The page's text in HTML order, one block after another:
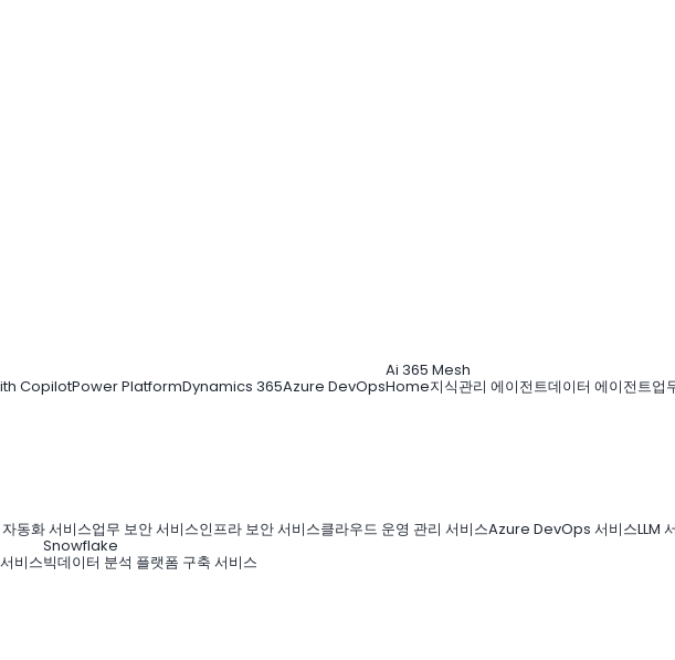
CopilotPower PlatformDynamics 365Azure DevOps
Ai 365 Mesh
Home지식관리 에이전트데이터 에이전트업
동화 서비스업무 보안 서비스인프라 보안 서비스클라우드 운영 관리 서비스Azure DevOps 서비스LLM
비스
Snowflake
빅데이터 분석 플랫폼 구축 서비스